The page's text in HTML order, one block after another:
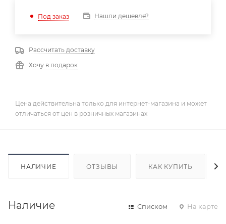
Под заказ Нашли дешевле?
Рассчитать доставку
Хочу в подарок
Цена действительна только для интернет-магазина и может
отличаться от цен в розничных магазинах
НАЛИЧИЕ ОТЗЫВЫ КАК КУПИТЬ
Наличие Списком На карте